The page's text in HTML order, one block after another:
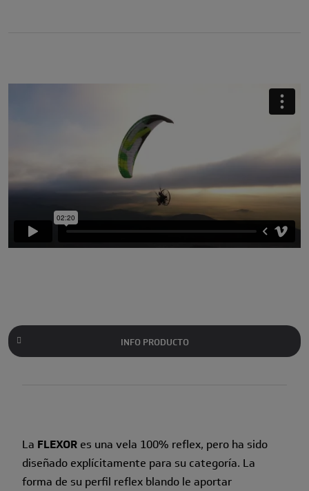
INFO PRODUCTO
La FLEXOR es una vela 100% reflex, pero ha sido
diseñado explícitamente para su categoría. La
forma de su perfil reflex blando le aportar